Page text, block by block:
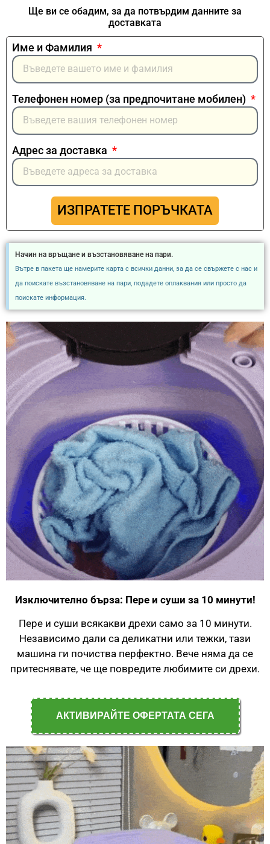
Ще ви се обадим, за да потвърдим данните за
доставката
Име и Фамилия
Телефонен номер (за предпочитане мобилен)
Адрес за доставка
ИЗПРАТЕТЕ ПОРЪЧКАТА
Начин на връщане и възстановяване на пари.
Вътре в пакета ще намерите карта с всички данни, за да се свържете с нас и
да поискате възстановяване на пари, подадете оплаквания или просто да
поискате информация.
Изключително бърза: Пере и суши за 10 минути!
Пере и суши всякакви дрехи само за 10 минути.
Независимо дали са деликатни или тежки, тази
машина ги почиства перфектно. Вече няма да се
притеснявате, че ще повредите любимите си дрехи.
АКТИВИРАЙТЕ ОФЕРТАТА СЕГА